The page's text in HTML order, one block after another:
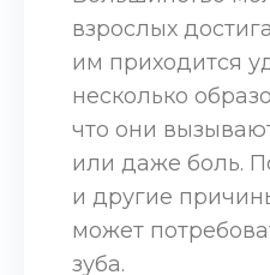
взрослых
им приходится
несколько
что они
или даже боль.
и другие
может
зуба.